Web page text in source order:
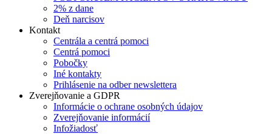
2% z dane
Deň narcisov
Kontakt
Centrála a centrá pomoci
Centrá pomoci
Pobočky
Iné kontakty
Prihlásenie na odber newslettera
Zverejňovanie a GDPR
Informácie o ochrane osobných údajov
Zverejňovanie informácií
Infožiadosť